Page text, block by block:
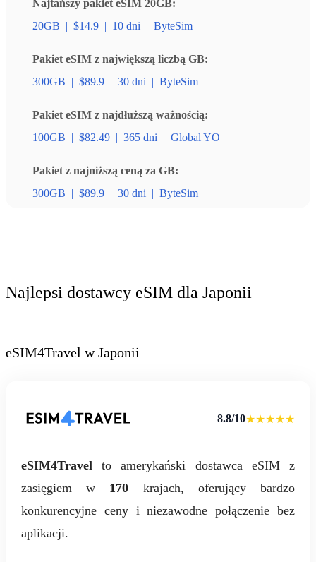
Najtańszy pakiet eSIM 20GB:
20GB | $14.9 | 10 dni | ByteSim
Pakiet eSIM z największą liczbą GB:
300GB | $89.9 | 30 dni | ByteSim
Pakiet eSIM z najdłuższą ważnością:
100GB | $82.49 | 365 dni | Global YO
Pakiet z najniższą ceną za GB:
300GB | $89.9 | 30 dni | ByteSim
Najlepsi dostawcy eSIM dla Japonii
eSIM4Travel w Japonii
8.8/10★★★★★
eSIM4Travelto amerykański dostawca eSIM z
zasięgiem w 170 krajach, oferujący bardzo
konkurencyjne ceny i niezawodne połączenie bez
aplikacji.